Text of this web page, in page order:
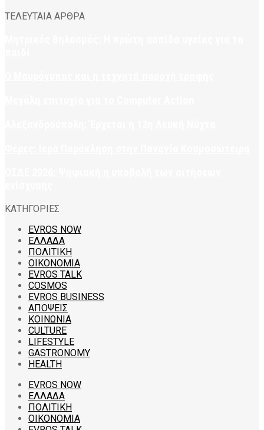
ΤΕΛΕΥΤΑΙΑ ΑΡΘΡΑ
ΚΑΤΗΓΟΡΙΕΣ
EVROS NOW
ΕΛΛΑΔΑ
ΠΟΛΙΤΙΚΗ
ΟΙΚΟΝΟΜΙΑ
EVROS TALK
COSMOS
EVROS BUSINESS
ΑΠΟΨΕΙΣ
ΚΟΙΝΩΝΙΑ
CULTURE
LIFESTYLE
GASTRONOMY
HEALTH
EVROS NOW
ΕΛΛΑΔΑ
ΠΟΛΙΤΙΚΗ
ΟΙΚΟΝΟΜΙΑ